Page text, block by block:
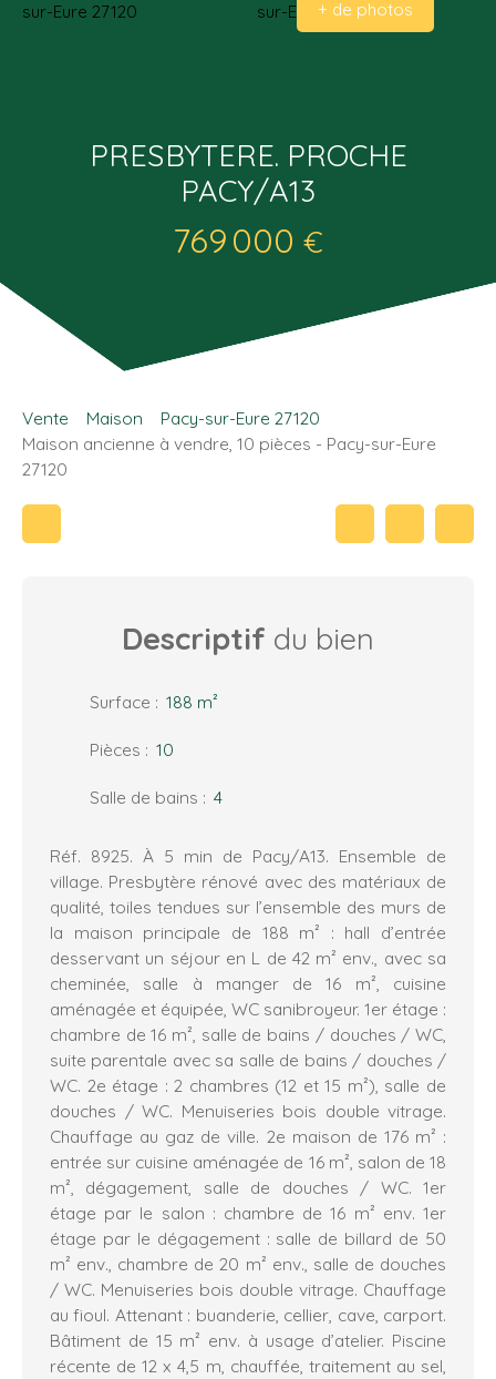
+ de photos
PRESBYTERE. PROCHE
PACY/A13
769 000 €
Vente Maison
Pacy-sur-Eure 27120
Maison ancienne à vendre, 10 pièces - Pacy-sur-Eure
27120
Descriptif du bien
Surface : 188 m²
Pièces : 10
Salle de bains : 4
Réf. 8925. À 5 min de Pacy/A13. Ensemble de
village. Presbytère rénové avec des matériaux de
qualité, toiles tendues sur l’ensemble des murs de
la maison principale de 188 m² : hall d’entrée
desservant un séjour en L de 42 m² env., avec sa
cheminée, salle à manger de 16 m², cuisine
aménagée et équipée, WC sanibroyeur. 1er étage :
chambre de 16 m², salle de bains / douches / WC,
suite parentale avec sa salle de bains / douches /
WC. 2e étage : 2 chambres (12 et 15 m²), salle de
douches / WC. Menuiseries bois double vitrage.
Chauffage au gaz de ville. 2e maison de 176 m² :
entrée sur cuisine aménagée de 16 m², salon de 18
m², dégagement, salle de douches / WC. 1er
étage par le salon : chambre de 16 m² env. 1er
étage par le dégagement : salle de billard de 50
m² env., chambre de 20 m² env., salle de douches
/ WC. Menuiseries bois double vitrage. Chauffage
au fioul. Attenant : buanderie, cellier, cave, carport.
Bâtiment de 15 m² env. à usage d’atelier. Piscine
récente de 12 x 4,5 m, chauffée, traitement au sel,